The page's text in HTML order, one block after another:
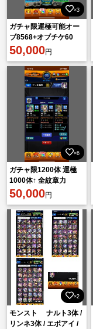
×3
ガチャ限運極可能オー
ブ8568+オブチケ60
枚
50,000円
×6
ガチャ限1200体 運極
1000体↑ 全紋章力
14000↑
50,000円
×2
モンスト ナルト3体 /
リンネ3体 / エボアイ /